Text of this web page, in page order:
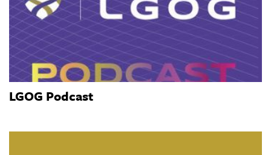
LGOG Podcast